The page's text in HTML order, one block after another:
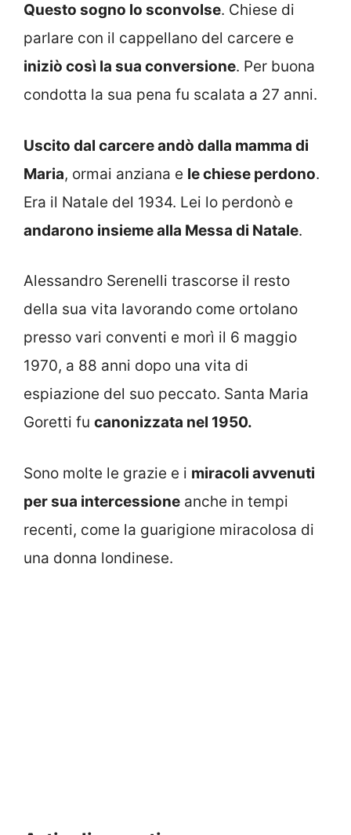
Questo sogno lo sconvolse. Chiese di
parlare con il cappellano del carcere e
iniziò così la sua conversione. Per buona
condotta la sua pena fu scalata a 27 anni.
Uscito dal carcere andò dalla mamma di
Maria, ormai anziana e le chiese perdono.
Era il Natale del 1934. Lei lo perdonò e
andarono insieme alla Messa di Natale.
Alessandro Serenelli trascorse il resto
della sua vita lavorando come ortolano
presso vari conventi e morì il 6 maggio
1970, a 88 anni dopo una vita di
espiazione del suo peccato. Santa Maria
Goretti fu canonizzata nel 1950.
Sono molte le grazie e i miracoli avvenuti
per sua intercessione anche in tempi
recenti, come la guarigione miracolosa di
una donna londinese.